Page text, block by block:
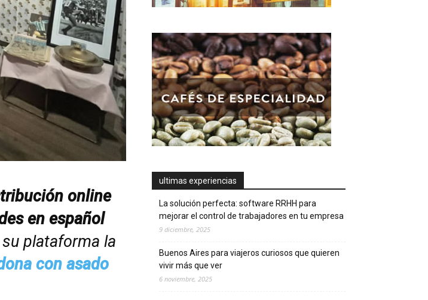
online
en español
plataforma la
con asado
ultimas experiencias
La solución perfecta: software RRHH para
mejorar el control de trabajadores en tu empresa
9 diciembre, 2025
Buenos Aires para viajeros curiosos que quieren
vivir más que ver
6 noviembre, 2025